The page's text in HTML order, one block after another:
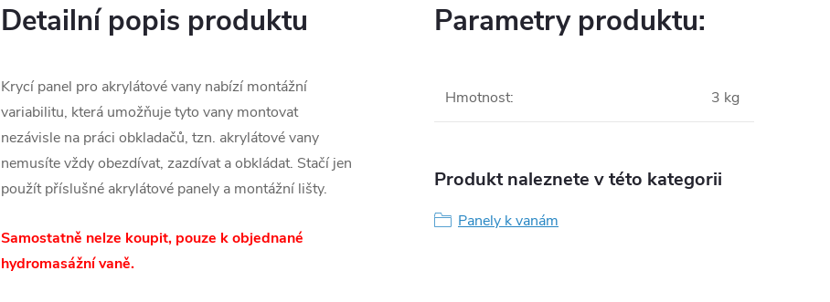
Detailní popis produktu
Krycí panel pro akrylátové vany nabízí montážní
variabilitu, která umožňuje tyto vany montovat
nezávisle na práci obkladačů, tzn. akrylátové vany
nemusíte vždy obezdívat, zazdívat a obkládat. Stačí jen
použít příslušné akrylátové panely a montážní lišty.
Samostatně nelze koupit, pouze k objednané
hydromasážní vaně.
Parametry produktu:
Hmotnost: 3 kg
Produkt naleznete v této kategorii
Panely k vanám